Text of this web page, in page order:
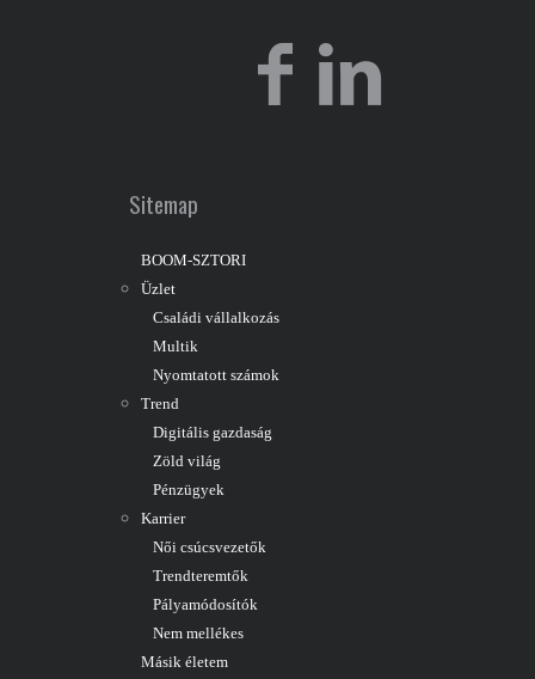
Sitemap
BOOM-SZTORI
Üzlet
Családi vállalkozás
Multik
Nyomtatott számok
Trend
Digitális gazdaság
Zöld világ
Pénzügyek
Karrier
Női csúcsvezetők
Trendteremtők
Pályamódosítók
Nem mellékes
Másik életem